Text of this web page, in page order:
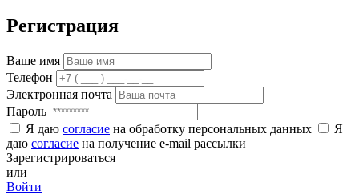
Регистрация
Ваше имя
Телефон
Электронная почта
Пароль
Я даю согласие на обработку персональных данных
Я
даю согласие на получение e-mail рассылки
Зарегистрироваться
или
Войти